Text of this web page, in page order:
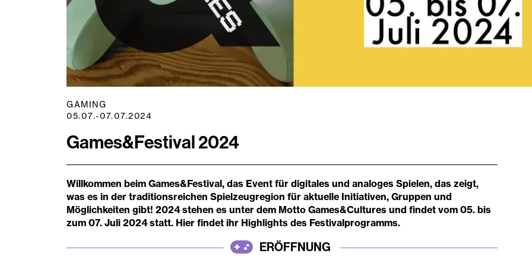
GAMING
05.07.-07.07.2024
Games&Festival 2024
Willkommen beim Games&Festival, das Event für digitales und analoges Spielen, das zeigt,
was es in der traditionsreichen Spielzeugregion für aktuelle Initiativen, Gruppen und
Möglichkeiten gibt! 2024 stehen es unter dem Motto Games&Cultures und findet vom 05. bis
zum 07. Juli 2024 statt. Hier findet ihr Highlights des Festivalprogramms.
ERÖFFNUNG